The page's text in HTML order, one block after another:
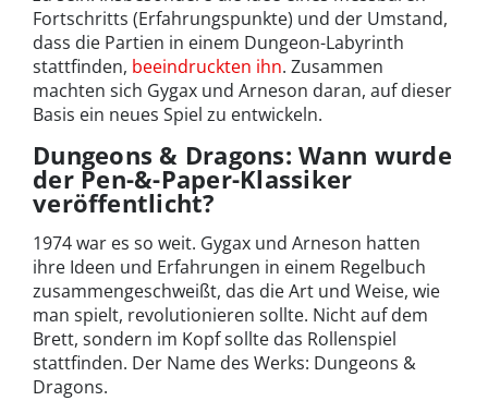
Fortschritts (Erfahrungspunkte) und der Umstand,
dass die Partien in einem Dungeon-Labyrinth
stattfinden, beeindruckten ihn. Zusammen
machten sich Gygax und Arneson daran, auf dieser
Basis ein neues Spiel zu entwickeln.
Dungeons & Dragons: Wann wurde
der Pen-&-Paper-Klassiker
veröffentlicht?
1974 war es so weit. Gygax und Arneson hatten
ihre Ideen und Erfahrungen in einem Regelbuch
zusammengeschweißt, das die Art und Weise, wie
man spielt, revolutionieren sollte. Nicht auf dem
Brett, sondern im Kopf sollte das Rollenspiel
stattfinden. Der Name des Werks: Dungeons &
Dragons.